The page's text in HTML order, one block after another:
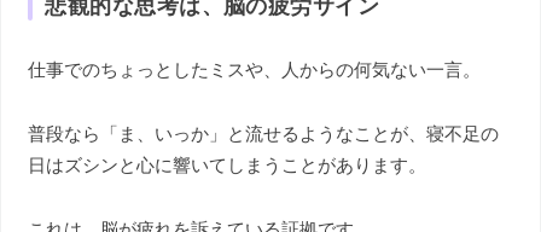
悲観的な思考は、脳の疲労サイン
仕事でのちょっとしたミスや、人からの何気ない一言。
普段なら「ま、いっか」と流せるようなことが、寝不足の
日はズシンと心に響いてしまうことがあります。